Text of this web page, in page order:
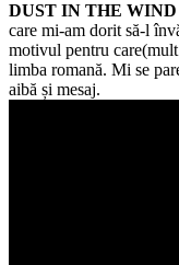
DUST IN THE WIND
care mi-am dorit să-l
motivul pentru
limba romană. Mi se
aibă și mesaj.